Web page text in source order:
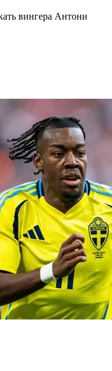
вингера Антони